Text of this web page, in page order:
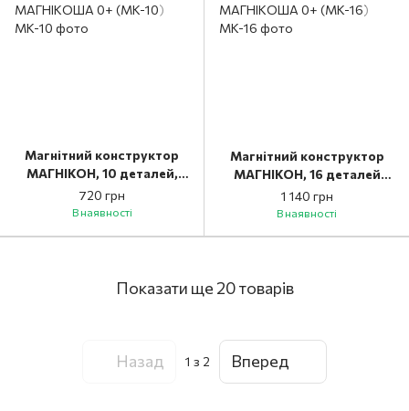
Магнітний конструктор
МАГНІКОН, 10 деталей,
МАГНІКОША 0+ (MK-10)
720 грн
В наявності
Магнітний конструктор
МАГНІКОН, 16 деталей
МАГНІКОША 0+ (MK-16)
1 140 грн
В наявності
Показати ще 20 товарів
Назад 1 з 2 Вперед